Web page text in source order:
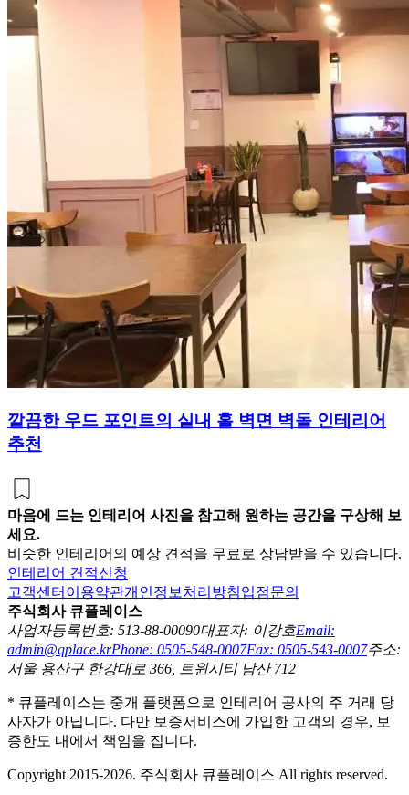
깔끔한 우드 포인트의 실내 홀 벽면 벽돌 인테리어
추천
마음에 드는 인테리어 사진을 참고해 원하는 공간을 구상해 보
세요.
비슷한 인테리어의 예상 견적을 무료로 상담받을 수 있습니다.
인테리어 견적신청
고객센터 이용약관개인정보처리방침입점문의
주식회사 큐플레이스
사업자등록번호: 513-88-00090대표자: 이강호Email:
admin@qplace.krPhone: 0505-548-0007Fax: 0505-543-0007주소:
서울 용산구 한강대로 366, 트윈시티 남산 712
* 큐플레이스는 중개 플랫폼으로 인테리어 공사의 주 거래 당
사자가 아닙니다. 다만 보증서비스에 가입한 고객의 경우, 보
증한도 내에서 책임을 집니다.
Copyright 2015-2026. 주식회사 큐플레이스 All rights reserved.